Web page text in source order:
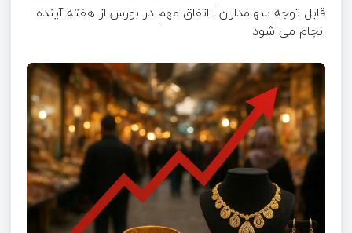
قابل توجه سهامداران | اتفاق مهم در بورس از هفته آینده
انجام می شود